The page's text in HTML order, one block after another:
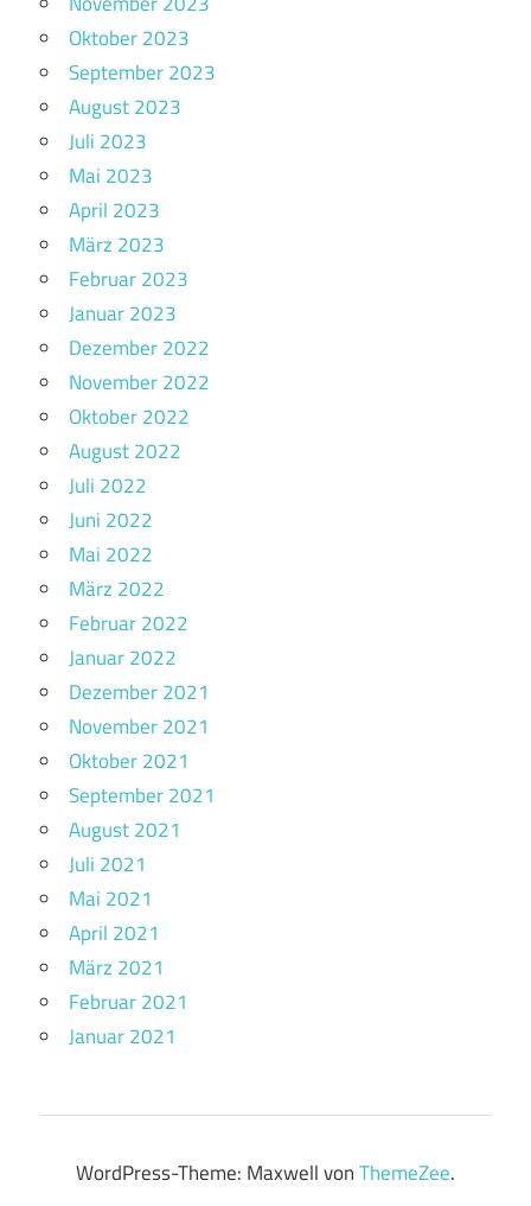
Oktober 2023
September 2023
August 2023
Juli 2023
Mai 2023
April 2023
März 2023
Februar 2023
Januar 2023
Dezember 2022
November 2022
Oktober 2022
August 2022
Juli 2022
Juni 2022
Mai 2022
März 2022
Februar 2022
Januar 2022
Dezember 2021
November 2021
Oktober 2021
September 2021
August 2021
Juli 2021
Mai 2021
April 2021
März 2021
Februar 2021
Januar 2021
WordPress-Theme: Maxwell vonThemeZee.